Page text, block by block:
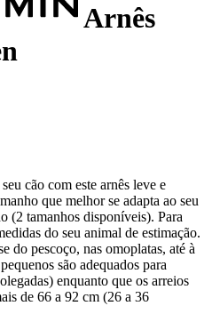
Arnês
cão com este arnês leve e
que melhor se adapta ao seu
(2 tamanhos disponíveis). Para
do seu animal de estimação.
do pescoço, nas omoplatas, até à
são adequados para
enquanto que os arreios
de 66 a 92 cm (26 a 36